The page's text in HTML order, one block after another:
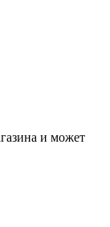
и может